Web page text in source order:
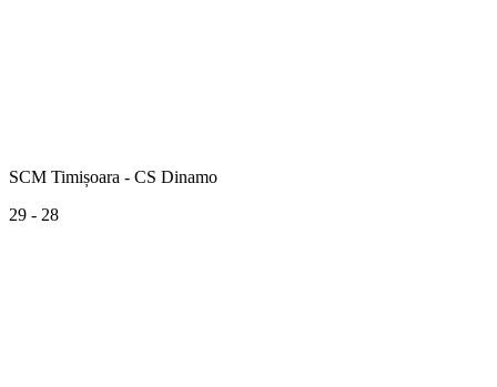
SCM Timișoara - CS Dinamo
29 - 28